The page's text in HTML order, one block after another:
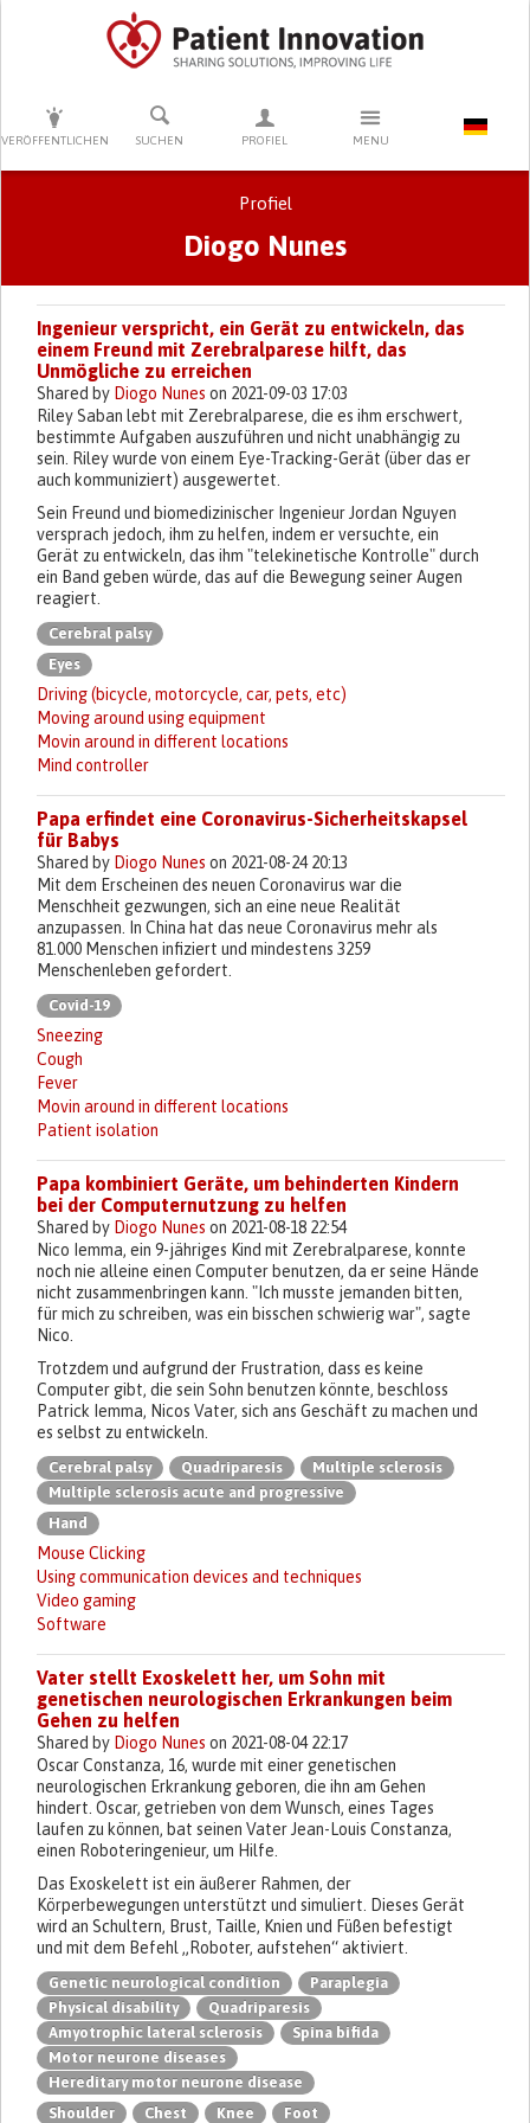
VERÖFFENTLICHEN SUCHEN PROFIEL MENU
DRÜCKEN SIE AUF ENTER UM DIE SUCHE ZU STARTEN
Profiel
Diogo Nunes
Primary tabs
Ingenieur verspricht, ein Gerät zu entwickeln, das
einem Freund mit Zerebralparese hilft, das
Unmögliche zu erreichen
Shared by Diogo Nunes on 2021-09-03 17:03
Riley Saban lebt mit Zerebralparese, die es ihm erschwert,
bestimmte Aufgaben auszuführen und nicht unabhängig zu
sein. Riley wurde von einem Eye-Tracking-Gerät (über das er
auch kommuniziert) ausgewertet.
Sein Freund und biomedizinischer Ingenieur Jordan Nguyen
versprach jedoch, ihm zu helfen, indem er versuchte, ein
Gerät zu entwickeln, das ihm "telekinetische Kontrolle" durch
ein Band geben würde, das auf die Bewegung seiner Augen
reagiert.
Cerebral palsy
Eyes
Driving (bicycle, motorcycle, car, pets, etc)
Moving around using equipment
Movin around in different locations
Mind controller
Papa erfindet eine Coronavirus-Sicherheitskapsel
für Babys
Shared by Diogo Nunes on 2021-08-24 20:13
Mit dem Erscheinen des neuen Coronavirus war die
Menschheit gezwungen, sich an eine neue Realität
anzupassen. In China hat das neue Coronavirus mehr als
81.000 Menschen infiziert und mindestens 3259
Menschenleben gefordert.
Covid-19
Sneezing
Cough
Fever
Movin around in different locations
Patient isolation
Papa kombiniert Geräte, um behinderten Kindern
bei der Computernutzung zu helfen
Shared by Diogo Nunes on 2021-08-18 22:54
Nico Iemma, ein 9-jähriges Kind mit Zerebralparese, konnte
noch nie alleine einen Computer benutzen, da er seine Hände
nicht zusammenbringen kann. "Ich musste jemanden bitten,
für mich zu schreiben, was ein bisschen schwierig war", sagte
Nico.
Trotzdem und aufgrund der Frustration, dass es keine
Computer gibt, die sein Sohn benutzen könnte, beschloss
Patrick Iemma, Nicos Vater, sich ans Geschäft zu machen und
es selbst zu entwickeln.
Cerebral palsy Quadriparesis
Multiple sclerosis
Multiple sclerosis acute and progressive
Hand
Mouse Clicking
Using communication devices and techniques
Video gaming
Software
Vater stellt Exoskelett her, um Sohn mit
genetischen neurologischen Erkrankungen beim
Gehen zu helfen
Shared by Diogo Nunes on 2021-08-04 22:17
Oscar Constanza, 16, wurde mit einer genetischen
neurologischen Erkrankung geboren, die ihn am Gehen
hindert. Oscar, getrieben von dem Wunsch, eines Tages
laufen zu können, bat seinen Vater Jean-Louis Constanza,
einen Roboteringenieur, um Hilfe.
Das Exoskelett ist ein äußerer Rahmen, der
Körperbewegungen unterstützt und simuliert. Dieses Gerät
wird an Schultern, Brust, Taille, Knien und Füßen befestigt
und mit dem Befehl „Roboter, aufstehen“ aktiviert.
Genetic neurological condition
Paraplegia
Physical disability
Quadriparesis
Amyotrophic lateral sclerosis
Spina bifida
Motor neurone diseases
Hereditary motor neurone disease
Shoulder
Chest Knee Foot